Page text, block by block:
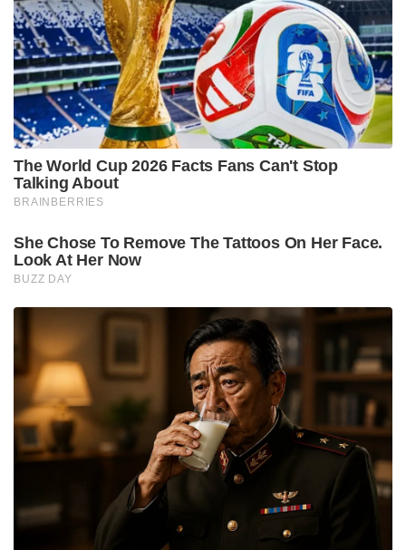
The World Cup 2026 Facts Fans Can't Stop
Talking About
BRAINBERRIES
She Chose To Remove The Tattoos On Her Face.
Look At Her Now
BUZZ DAY